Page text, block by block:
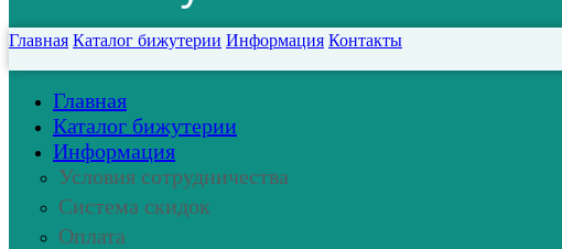
Главная Каталог бижутерии Информация Контакты
Главная
Каталог бижутерии
Информация
Условия сотрудничества
Система скидок
Оплата